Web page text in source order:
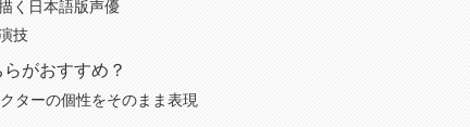
く日本語版声優
技
がおすすめ？
ターの個性をそのまま表現